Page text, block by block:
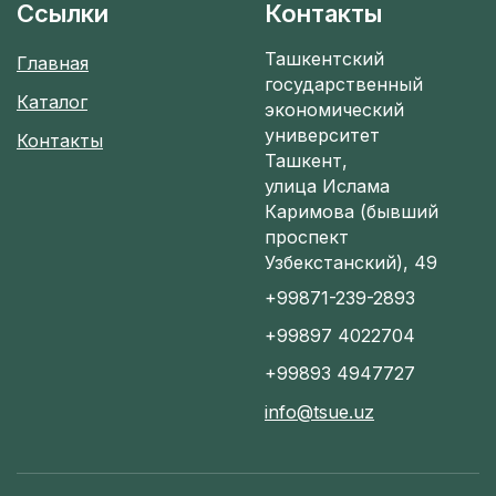
Ссылки
Главная
Каталог
Контакты
Контакты
Ташкентский
государственный
экономический
университет
Ташкент,
улица Ислама
Каримова (бывший
проспект
Узбекстанский), 49
+99871-239-2893
+99897 4022704
+99893 4947727
info@tsue.uz